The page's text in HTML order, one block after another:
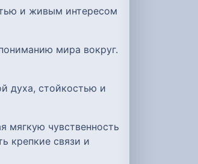
и живым интересом
мира вокруг.
духа, стойкостью и
мягкую чувственность
крепкие связи и